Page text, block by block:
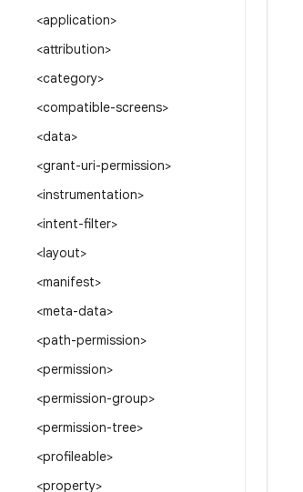
<application>
<attribution>
<category>
<compatible-screens>
<data>
<grant-uri-permission>
<instrumentation>
<intent-filter>
<layout>
<manifest>
<meta-data>
<path-permission>
<permission>
<permission-group>
<permission-tree>
<profileable>
<property>